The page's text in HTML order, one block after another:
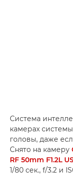
Система
камерах
головы, даже
Снято на камеру
RF 50mm F1.2L
1/80 сек., f/3.2 и